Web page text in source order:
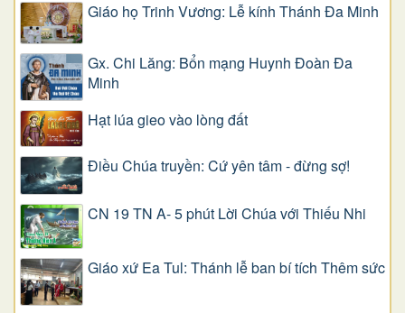
Giáo họ Trinh Vương: Lễ kính Thánh Đa Minh
Gx. Chi Lăng: Bổn mạng Huynh Đoàn Đa
Minh
Hạt lúa gieo vào lòng đất
Điều Chúa truyền: Cứ yên tâm - đừng sợ!
CN 19 TN A- 5 phút Lời Chúa với Thiếu Nhi
Giáo xứ Ea Tul: Thánh lễ ban bí tích Thêm sức